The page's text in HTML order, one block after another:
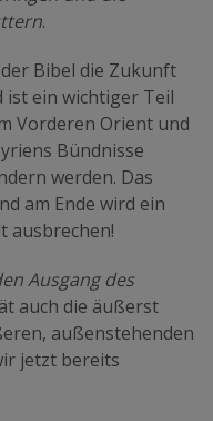
.
Bibel die Zukunft
ist ein wichtiger Teil
Vorderen Orient und
Bündnisse
werden. Das
am Ende wird ein
ausbrechen!
Ausgang des
auch die äußerst
außenstehenden
jetzt bereits